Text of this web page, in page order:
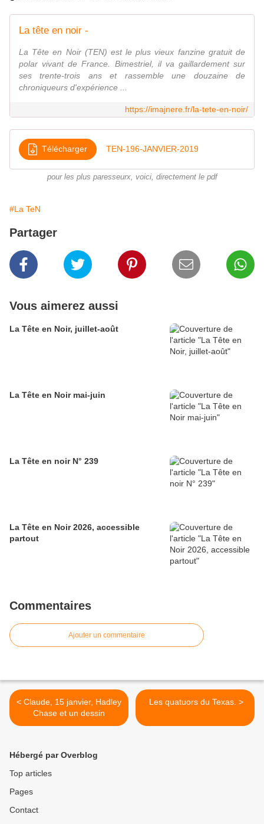
La tête en noir -
La Tête en Noir (TEN) est le plus vieux fanzine gratuit de
polar vivant de France. Bimestriel, il va gaillardement sur
ses trente-trois ans et rassemble une douzaine de
chroniqueurs d'expérience ...
https://imajnere.fr/la-tete-en-noir/
Télécharger TEN-196-JANVIER-2019
pour les plus paresseurx, voici, directement le pdf
#La TeN
Partager
Vous aimerez aussi
La Tête en Noir, juillet-août
La Tête en Noir mai-juin
La Tête en noir N° 239
La Tête en Noir 2026, accessible
partout
Commentaires
Ajouter un commentaire
< Claude, 15 janvier, Hadley
Chase et un dessin
​ Les quatuors du Texas. >
Hébergé par Overblog
Top articles
Pages
Contact